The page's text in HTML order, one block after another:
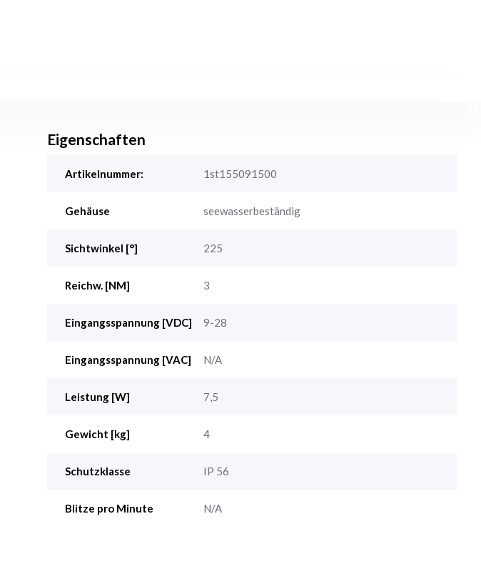
Eigenschaften
Artikelnummer: 1st155091500
Gehäuse seewasserbeständig
Sichtwinkel [°] 225
Reichw. [NM] 3
Eingangsspannung [VDC] 9-28
Eingangsspannung [VAC] N/A
Leistung [W] 7,5
Gewicht [kg] 4
Schutzklasse IP 56
Blitze pro Minute N/A